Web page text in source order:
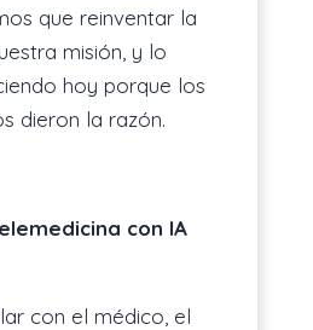
que reinventar la
misión, y lo
hoy porque los
dieron la razón.
con IA
con el médico, el